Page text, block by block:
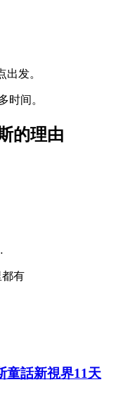
发。
时间。
的理由
都有
童話新視界11天